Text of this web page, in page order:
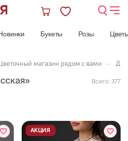
Букеты Розы
магазин рядом с вами —
Всего: 377
АКЦИЯ